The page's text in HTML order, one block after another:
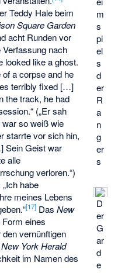
m
s
pi
el
s
d
er
R
a
n
g
er
s
D
er
G
ar
d
e
Teddy Halebeim
Square Garden
acht Runden vor
Verfassung nach
looked like a ghost.
a corpse and he
terribly fixed […]
the track, he had
(„Er sah
so weiß wie
starrte vor sich hin,
Sein Geist war
alle
verloren.“)
habe
meines Lebens
[17] DasNew
eines
vernünftigen
New York Herald
im Namen des